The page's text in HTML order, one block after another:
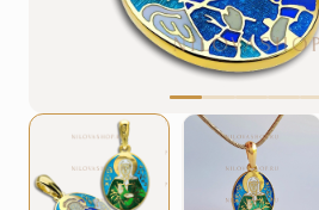
шею
Другое